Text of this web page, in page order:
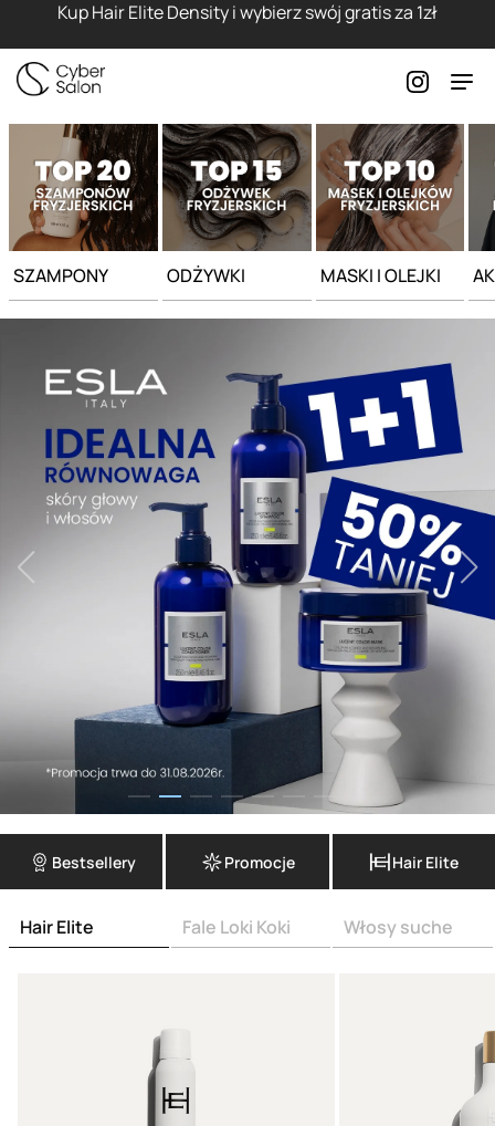
Kup Hair Elite Density i wybierz swój gratis za 1zł
SZAMPONY ODŻYWKI MASKI I OLEJKI
Bestsellery Promocje Hair Elite
Hair Elite Fale Loki Koki Włosy suche
Strona główna - Cyber Salon